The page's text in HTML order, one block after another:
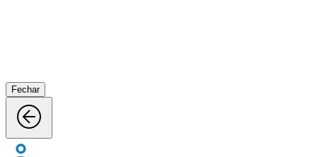
Fechar